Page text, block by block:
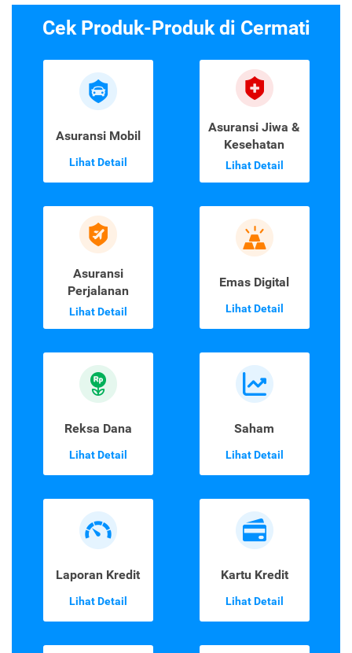
Cek Produk-Produk di Cermati
Asuransi Mobil
Lihat Detail
Asuransi Jiwa &
Kesehatan
Lihat Detail
Asuransi
Perjalanan
Lihat Detail
Emas Digital
Lihat Detail
Reksa Dana
Lihat Detail
Saham
Lihat Detail
Laporan Kredit
Lihat Detail
Kartu Kredit
Lihat Detail